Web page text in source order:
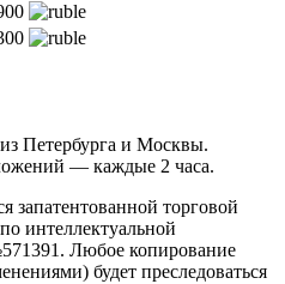
Петербурга и Москвы.
— каждые 2 часа.
запатентованной торговой
интеллектуальной
Любое копирование
будет преследоваться